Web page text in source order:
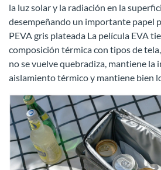
la luz solar y la radiación en la
desempeñando un importante papel
PEVA gris plateada La película EVA
composición térmica con tipos de
no se vuelve quebradiza, mantiene la
aislamiento térmico y mantiene bien